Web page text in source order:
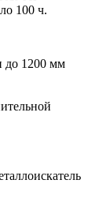
100 ч.
до 1200 мм